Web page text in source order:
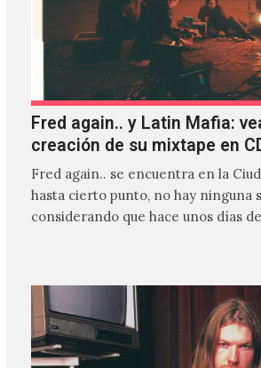
Fred again.. y Latin Mafia:
creación de su mixtape en
Fred again.. se encuentra en la
hasta cierto punto, no hay ninguna
considerando que hace unos días